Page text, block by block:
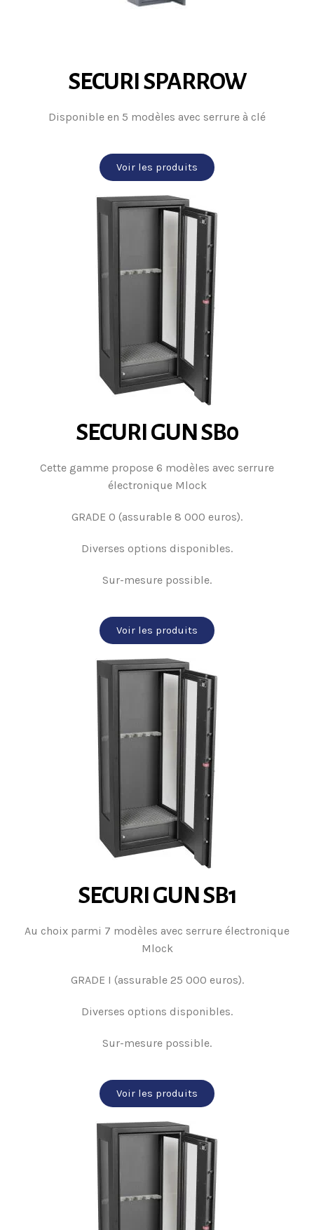
SECURI SPARROW
Disponible en 5 modèles avec serrure à clé
Voir les produits
SECURI GUN SB0
Cette gamme propose 6 modèles avec serrure
électronique Mlock
GRADE 0 (assurable 8 000 euros).
Diverses options disponibles.
Sur-mesure possible.
Voir les produits
SECURI GUN SB1
Au choix parmi 7 modèles avec serrure électronique
Mlock
GRADE I (assurable 25 000 euros).
Diverses options disponibles.
Sur-mesure possible.
Voir les produits